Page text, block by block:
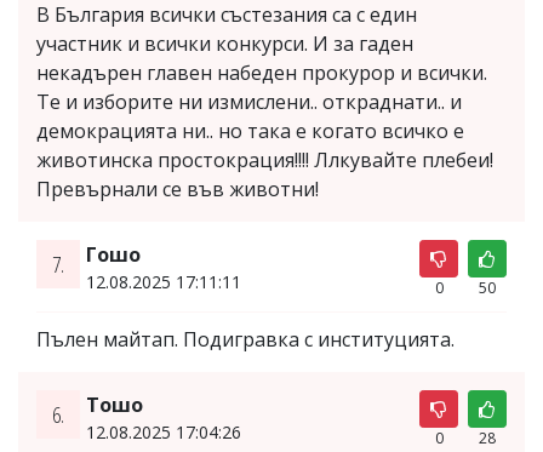
В България всички състезания са с един
участник и всички конкурси. И за гаден
некадърен главен набеден прокурор и всички.
Те и изборите ни измислени.. откраднати.. и
демокрацията ни.. но така е когато всичко е
животинска простокрация!!!! Ллкувайте плебеи!
Превърнали се във животни!
7. Гошо
12.08.2025 17:11:11 0 50
Пълен майтап. Подигравка с институцията.
6. Тошо
12.08.2025 17:04:26 0 28